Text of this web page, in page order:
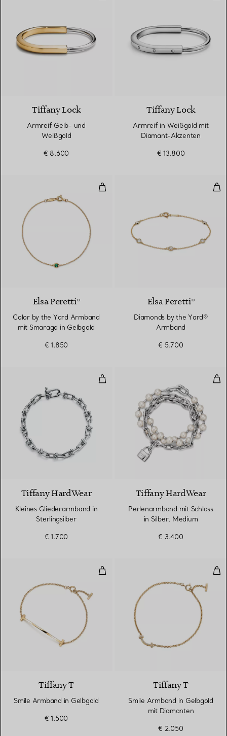
Tiffany Lock
Armreif Gelb- und
Weißgold
€ 8.600
Tiffany Lock
Armreif in Weißgold mit
Diamant-Akzenten
€ 13.800
Color by the Yard Armband mit
Elsa Peretti®
Color by the Yard Armband
mit Smaragd in Gelbgold
€ 1.850
Elsa Peretti®
Diamonds by the Yard®
Armband
€ 5.700
Kleines Gliederarmband in
Tiffany HardWear
Kleines Gliederarmband in
Sterlingsilber
€ 1.700
Tiffany HardWear
Perlenarmband mit Schloss
in Silber, Medium
€ 3.400
Smile Armband in Gelbgold
Tiffany T
Smile Armband in Gelbgold
€ 1.500
Tiffany T
Smile Armband in Gelbgold
mit Diamanten
€ 2.050